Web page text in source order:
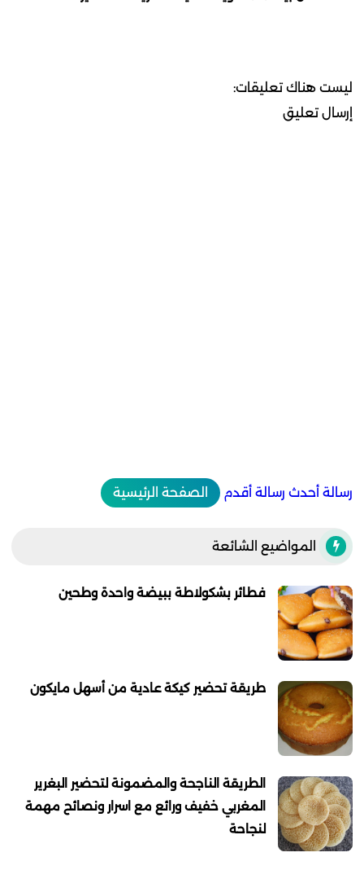
ليست هناك تعليقات:
إرسال تعليق
رسالة أحدث رسالة أقدم الصفحة الرئيسية
المواضيع الشائعة
فطائر بشكولاطة ببيضة واحدة وطحين
طريقة تحضير كيكة عادية من أسهل مايكون
الطريقة الناجحة والمضمونة لتحضير البغرير
المغربي خفيف ورائع مع اسرار ونصائح مهمة
لنجاحة